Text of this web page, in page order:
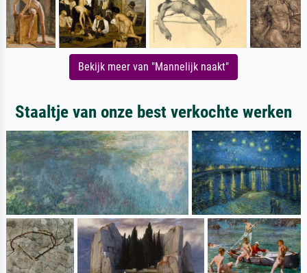
Bekijk meer van "Mannelijk naakt"
Staaltje van onze best verkochte werken